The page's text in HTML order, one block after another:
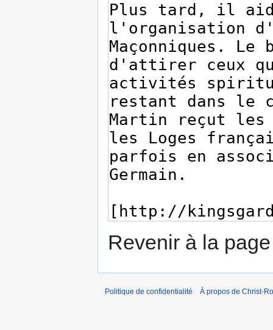
Revenir à la
Politique de confidentialité À propos de Christ-